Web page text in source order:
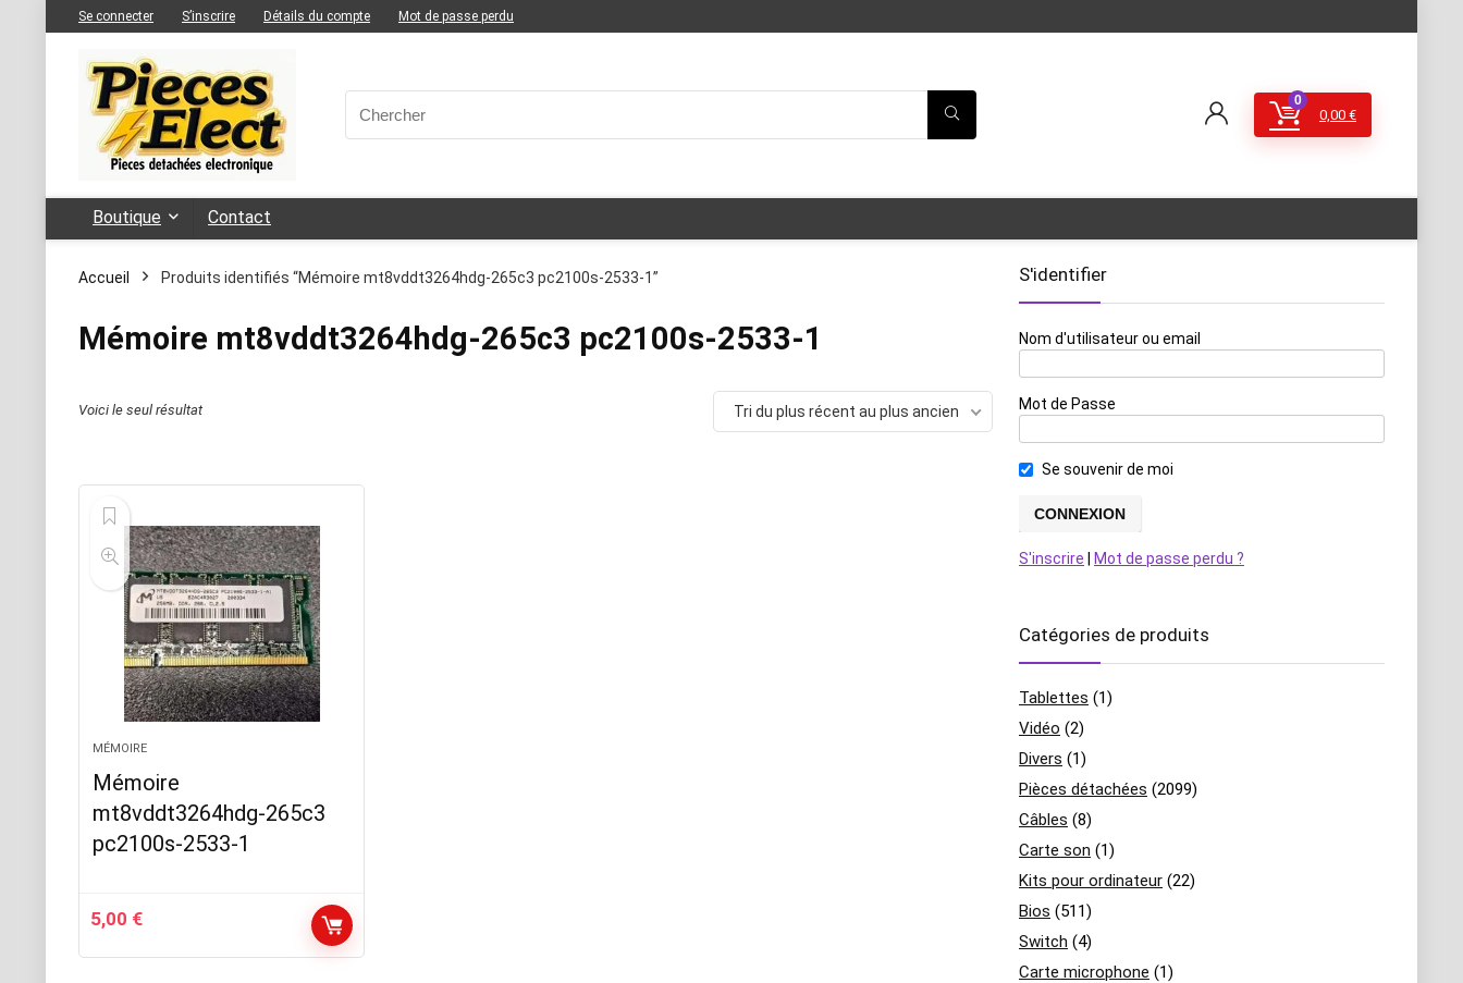
Se connecter S’inscrire Détails du compte Mot de passe perdu
0
0,00 €
Boutique Contact
Accueil Produits identifiés “Mémoire mt8vddt3264hdg-265c3 pc2100s-2533-1”
Mémoire mt8vddt3264hdg-265c3 pc2100s-2533-1
Voici le seul résultat Tri du plus récent au plus ancien
MÉMOIRE
Mémoire
mt8vddt3264hdg-265c3
pc2100s-2533-1
5,00 €
S'identifier
Nom d'utilisateur ou email
Mot de Passe
Se souvenir de moi
S'inscrire Mot de passe perdu ?
Catégories de produits
Tablettes (1)
Vidéo (2)
Divers (1)
Pièces détachées (2099)
Câbles (8)
Carte son (1)
Kits pour ordinateur (22)
Bios (511)
Switch (4)
Carte microphone (1)